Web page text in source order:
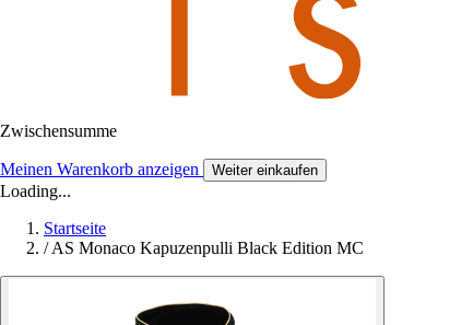
Zwischensumme
Meinen Warenkorb anzeigen Weiter einkaufen
Loading...
Startseite
/ AS Monaco Kapuzenpulli Black Edition MC